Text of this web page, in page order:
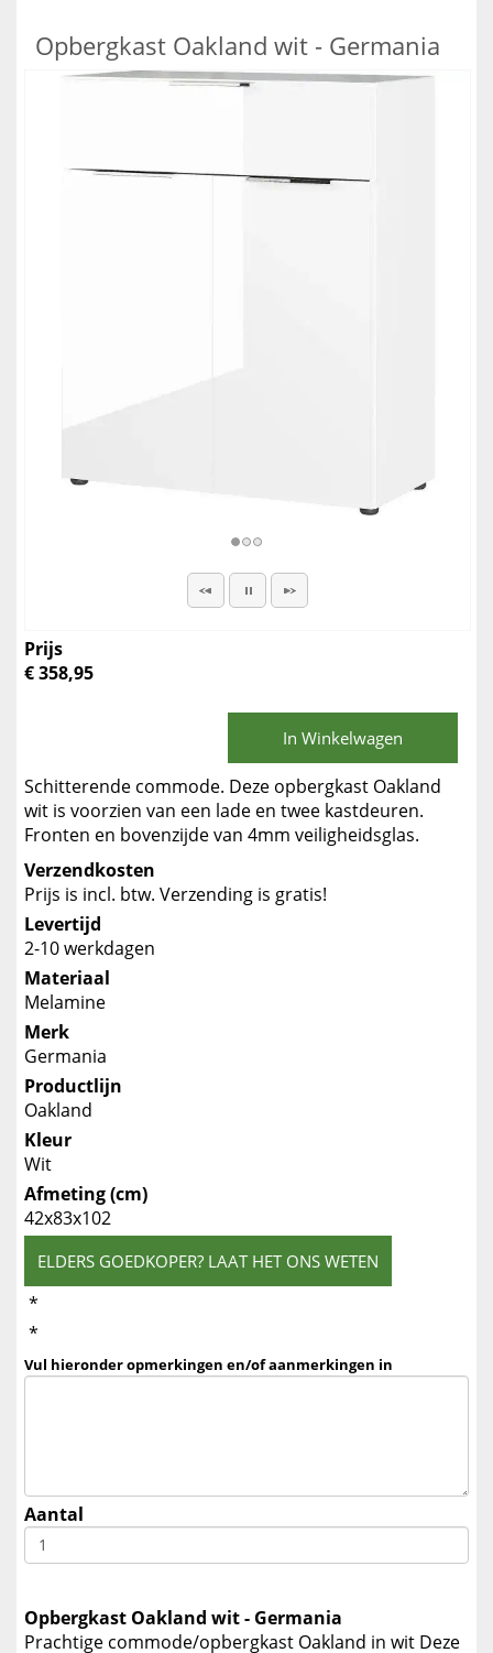
Opbergkast Oakland wit - Germania
Prijs
€ 358,95
In Winkelwagen
Schitterende commode. Deze opbergkast Oakland
wit is voorzien van een lade en twee kastdeuren.
Fronten en bovenzijde van 4mm veiligheidsglas.
Verzendkosten
Prijs is incl. btw. Verzending is gratis!
Levertijd
2-10 werkdagen
Materiaal
Melamine
Merk
Germania
Productlijn
Oakland
Kleur
Wit
Afmeting (cm)
42x83x102
ELDERS GOEDKOPER? LAAT HET ONS WETEN
*
*
Vul hieronder opmerkingen en/of aanmerkingen in
Aantal
Opbergkast Oakland wit - Germania
Prachtige commode/opbergkast Oakland in wit Deze